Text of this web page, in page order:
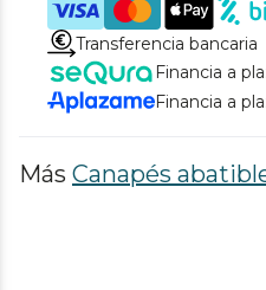
Transferencia bancaria
Financia a
Financia a
Más Canapés